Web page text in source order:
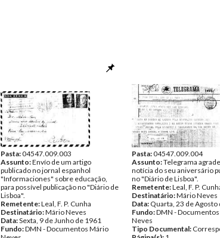
Pasta:04547.009.003
Assunto:Envío de um artigo
publicado no jornal espanhol
"Informaciones" sobre educação,
para possível publicação no "Diário de
Lisboa".
Remetente:Leal, F. P. Cunha
Destinatário:Mário Neves
Data:Sexta, 9 de Junho de 1961
Fundo:DMN - Documentos Mário
Pasta:04547.009.004
Assunto:Telegrama
notícia do seu aniversário
no "Diário de Lisboa".
Remetente:Leal, F. P.
Destinatário:Mário Neves
Data: Quarta, 23 de Agosto
Fundo:DMN -
Neves
Tipo Documental: